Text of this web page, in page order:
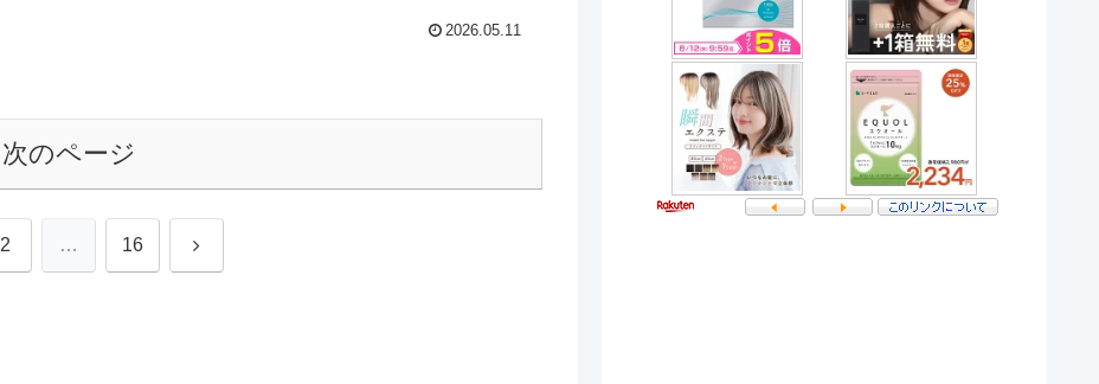
2026.05.11
次のページ
2 … 16 次